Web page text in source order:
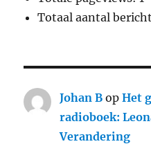
Totaal aantal
Johan B opHet
radioboek:
Verandering